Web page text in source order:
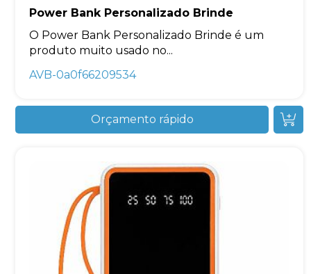
Power Bank Personalizado Brinde
O Power Bank Personalizado Brinde é um
produto muito usado no...
AVB-0a0f66209534
Orçamento rápido